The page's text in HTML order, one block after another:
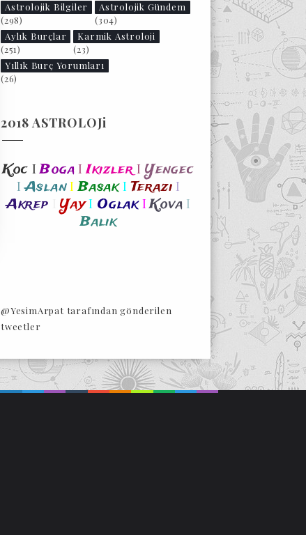
Astrolojik Bilgiler
(298)
Astrolojik Gündem
(304)
Aylık Burçlar
(251)
Karmik Astroloji
(23)
Yıllık Burç Yorumları
(26)
2018 ASTROLOJi
Koc I Boga I Ikizler I Yengec
I Aslan I Basak I Terazi I
Akrep Yay I Oglak I Kova I
Balik
@YesimArpat tarafından gönderilen
tweetler